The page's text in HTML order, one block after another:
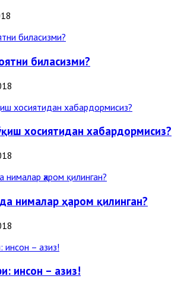
биласизми?
хосиятидан хабардормисиз?
нималар ҳаром қилинган?
инсон – азиз!